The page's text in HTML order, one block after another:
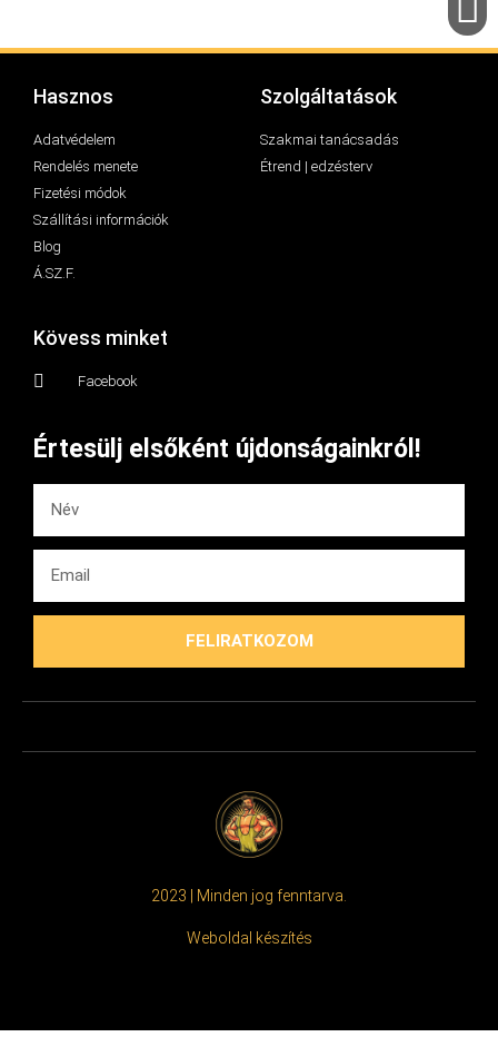
Hasznos
Adatvédelem
Rendelés menete
Fizetési módok
Szállítási információk
Blog
Á.SZ.F.
Szolgáltatások
Szakmai tanácsadás
Étrend | edzésterv
Kövess minket
Facebook
Értesülj elsőként újdonságainkról!
FELIRATKOZOM
2023 | Minden jog fenntarva.
Weboldal készítés